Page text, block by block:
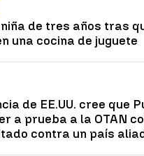
de tres años tras
una cocina de juguete
de EE.UU. cree que
a prueba a la OTAN
contra un país